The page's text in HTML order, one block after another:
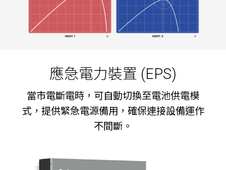
應急電力裝置 (EPS)
當市電斷電時，可自動切換至電池供電模
式，提供緊急電源備用，確保連接設備運作
不間斷。